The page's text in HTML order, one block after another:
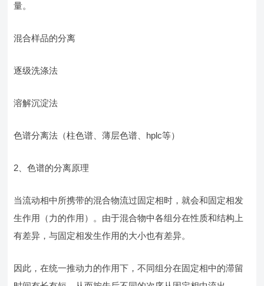
量。
混合样品的分离
逐级洗涤法
溶解沉淀法
色谱分离法（柱色谱、薄层色谱、hplc等）
2、色谱的分离原理
当流动相中所携带的混合物流过固定相时，就会和固定相发
生作用（力的作用）。由于混合物中各组分在性质和结构上
有差异，与固定相发生作用的大小也有差异。
因此，在统一推动力的作用下，不同组分在固定相中的滞留